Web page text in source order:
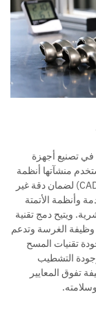
في تصنيع أجهزة
منشآتها أنظمة
متقدمة للتصميم والتصنيع بمساعدة الحاسوب (CAD/CAM) لضمان دقة غير
وأنظمة الأتمتة
ويتيح دمج تقنية
وظيفة الغرسة وتدعم
تقنيات المسح
التشطيب
المعايير